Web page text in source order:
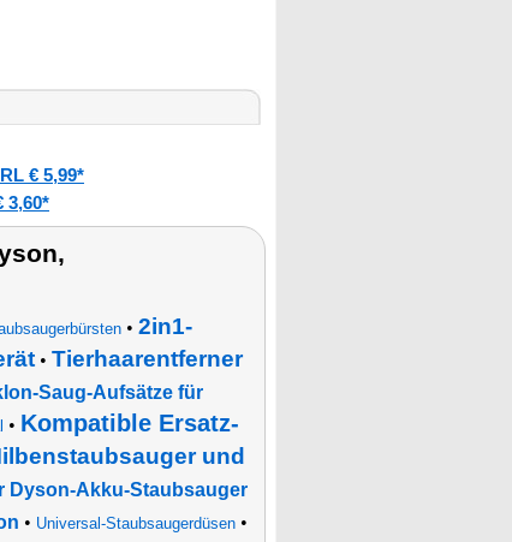
€ 5,99*
3,60*
• 2in1-
• Tierhaarentferner
Saug-Aufsätze für
• Kompatible Ersatz-
und
Dyson-Akku-Staubsauger
• Universal-Staubsaugerdüsen•